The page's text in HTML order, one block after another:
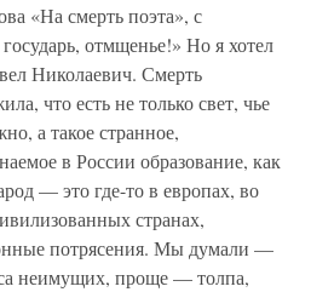
«На смерть поэта», с
отмщенье!» Но я хотел
Николаевич. Смерть
что есть не только свет, чье
а такое странное,
в России образование, как
— это где-то в европах, во
странах,
потрясения. Мы думали —
неимущих, проще — толпа,